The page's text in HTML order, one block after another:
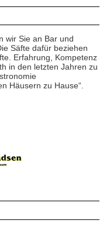
wir Sie an Bar und
Säfte dafür beziehen
Erfahrung, Kompetenz
in den letzten Jahren zu
Häusern zu Hause“.